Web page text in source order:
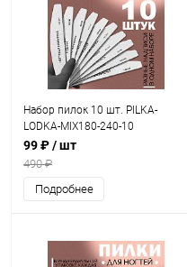
Набор пилок 10 шт. PILKA-
LODKA-MIX180-240-10
99 ₽/ шт
490 ₽
Подробнее